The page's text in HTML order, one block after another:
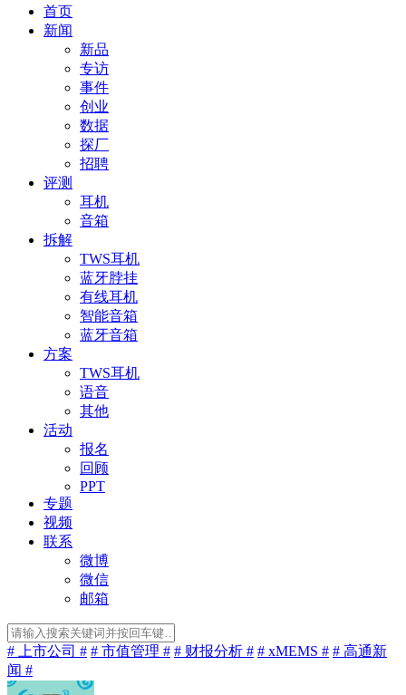
首页
新闻
新品
专访
事件
创业
数据
探厂
招聘
评测
耳机
音箱
拆解
TWS耳机
蓝牙脖挂
有线耳机
智能音箱
蓝牙音箱
方案
TWS耳机
语音
其他
活动
报名
回顾
PPT
专题
视频
联系
微博
微信
邮箱
# 上市公司 # # 市值管理 # # 财报分析 # # xMEMS # # 高通新
闻 #